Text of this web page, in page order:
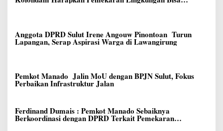
Meningkatkan Pelayanan kepada Masyarakat
Anggota DPRD Sulut Irene Angouw Pinontoan Turun
Lapangan, Serap Aspirasi Warga di Lawangirung
Pemkot Manado Jalin MoU dengan BPJN Sulut, Fokus
Perbaikan Infrastruktur Jalan
Ferdinand Dumais : Pemkot Manado Sebaiknya
Berkoordinasi dengan DPRD Terkait Pemekaran